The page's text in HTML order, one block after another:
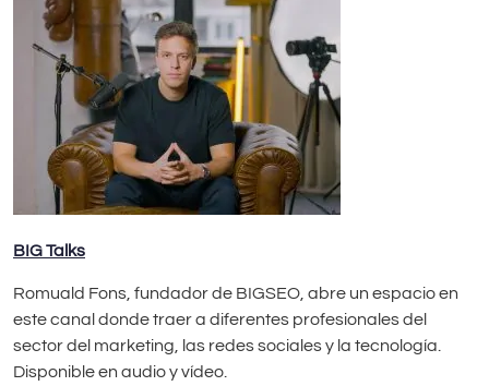
BIG Talks
Romuald Fons, fundador de BIGSEO, abre un espacio en
este canal donde traer a diferentes profesionales del
sector del marketing, las redes sociales y la tecnología.
Disponible en audio y vídeo.